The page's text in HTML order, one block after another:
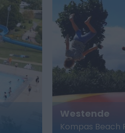
Westende
Kompas Beach